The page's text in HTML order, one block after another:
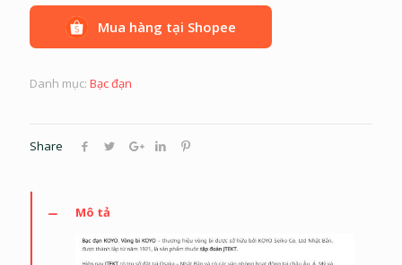
Mua hàng tại Shopee
Danh mục: Bạc đạn
Share
Mô tả